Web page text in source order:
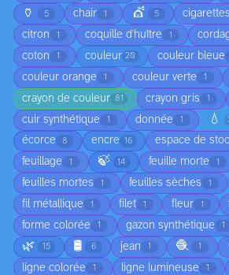
🏺 5 chair 1 💇 5
citron 1 coquille d'huître 1
coton 1 couleur 20 couleur bleue
couleur orange 1 couleur verte 1
crayon de couleur 81 crayon gris 1
cuir synthétique 1 donnée 1 💧
écorce 8 encre 16 espace de
feuillage 1 🍃 14 feuille morte 1
feuilles mortes 1 feuilles sèches 1
fil métallique 1 filet 1 fleur 1
forme colorée 1 gazon synthétique 1
🌿 15 🛢️ 6 jean 1 🧶 1
ligne colorée 1 ligne lumineuse 1